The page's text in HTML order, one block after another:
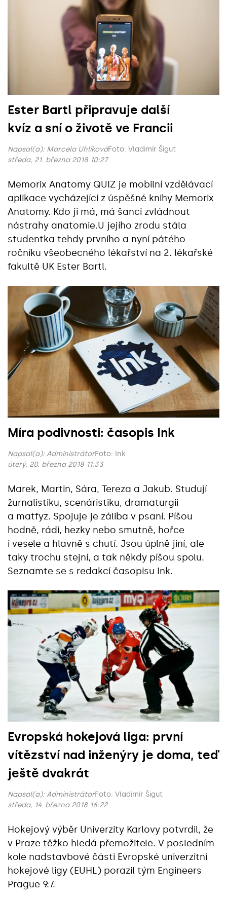
Ester Bartl připravuje další
kvíz a sní o životě ve Francii
Napsal(a): Marcela UhlíkováFoto: Vladimír Šigut
středa, 21. března 2018 10:27
Memorix Anatomy QUIZ je mobilní vzdělávací
aplikace vycházející z úspěšné knihy Memorix
Anatomy. Kdo ji má, má šanci zvládnout
nástrahy anatomie.U jejího zrodu stála
studentka tehdy prvního a nyní pátého
ročníku všeobecného lékařství na 2. lékařské
fakultě UK Ester Bartl.
Míra podivnosti: časopis Ink
Napsal(a): AdministrátorFoto: Ink
úterý, 20. března 2018 11:33
Marek, Martin, Sára, Tereza a Jakub. Studují
žurnalistiku, scenáristiku, dramaturgii
a matfyz. Spojuje je záliba v psaní. Píšou
hodně, rádi, hezky nebo smutně, hořce
i vesele a hlavně s chutí. Jsou úplně jiní, ale
taky trochu stejní, a tak někdy píšou spolu.
Seznamte se s redakcí časopisu Ink.
Evropská hokejová liga: první
vítězství nad inženýry je doma, teď
ještě dvakrát
Napsal(a): AdministrátorFoto: Vladimír Šigut
středa, 14. března 2018 16:22
Hokejový výběr Univerzity Karlovy potvrdil, že
v Praze těžko hledá přemožitele. V posledním
kole nadstavbové části Evropské univerzitní
hokejové ligy (EUHL) porazil tým Engineers
Prague 9:7.